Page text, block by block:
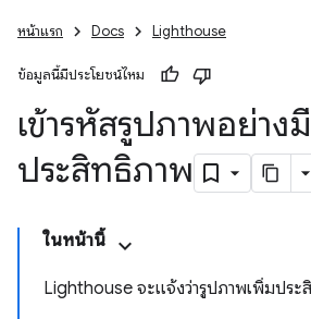
หน้าแรก Docs Lighthouse
ข้อมูลนี้มีประโยชน์ไหม
เข้ารหัสรูปภาพอย่างมี
ประสิทธิภาพ
ในหน้านี้
Lighthouse จะแจ้งว่ารูปภาพเพิ่มประ